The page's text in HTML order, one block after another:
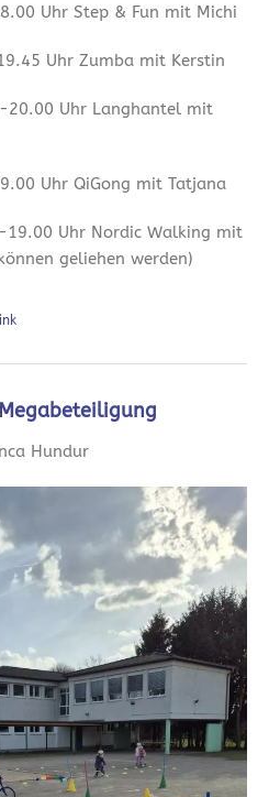
Uhr Step & Fun mit Michi
Uhr Zumba mit Kerstin
20.00 Uhr Langhantel mit
Uhr QiGong mit Tatjana
Uhr Nordic Walking mit
geliehen werden)
Hundur